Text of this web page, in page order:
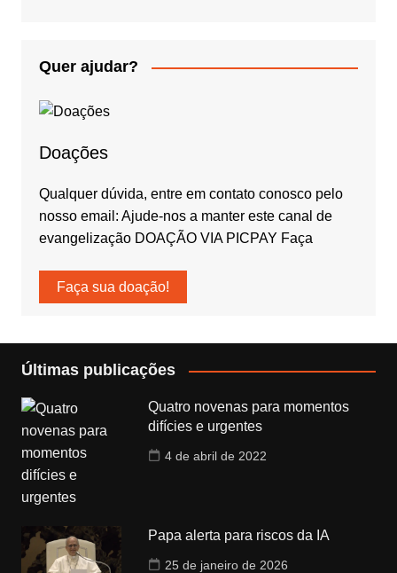
Quer ajudar?
Doações
Qualquer dúvida, entre em contato conosco pelo
nosso email: Ajude-nos a manter este canal de
evangelização DOAÇÃO VIA PICPAY Faça
Faça sua doação!
Últimas publicações
Quatro novenas para momentos
difícies e urgentes
4 de abril de 2022
Papa alerta para riscos da IA
25 de janeiro de 2026